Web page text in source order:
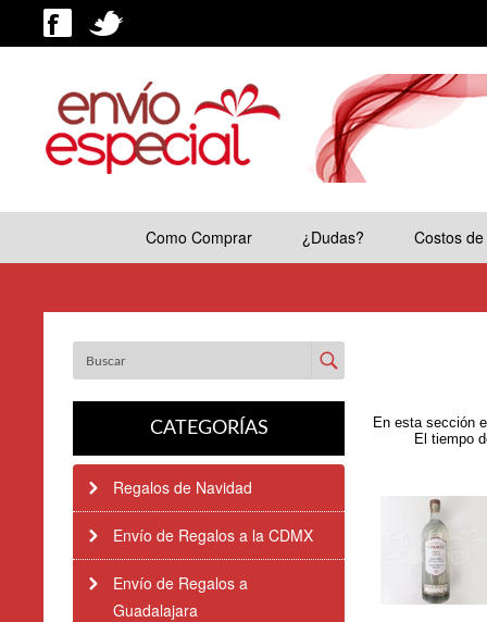
Como Comprar ¿Dudas? Costos
CATEGORÍAS
Regalos de Navidad
Envío de Regalos a la CDMX
Envío de Regalos a
Guadalajara
En esta sección
El tiempo